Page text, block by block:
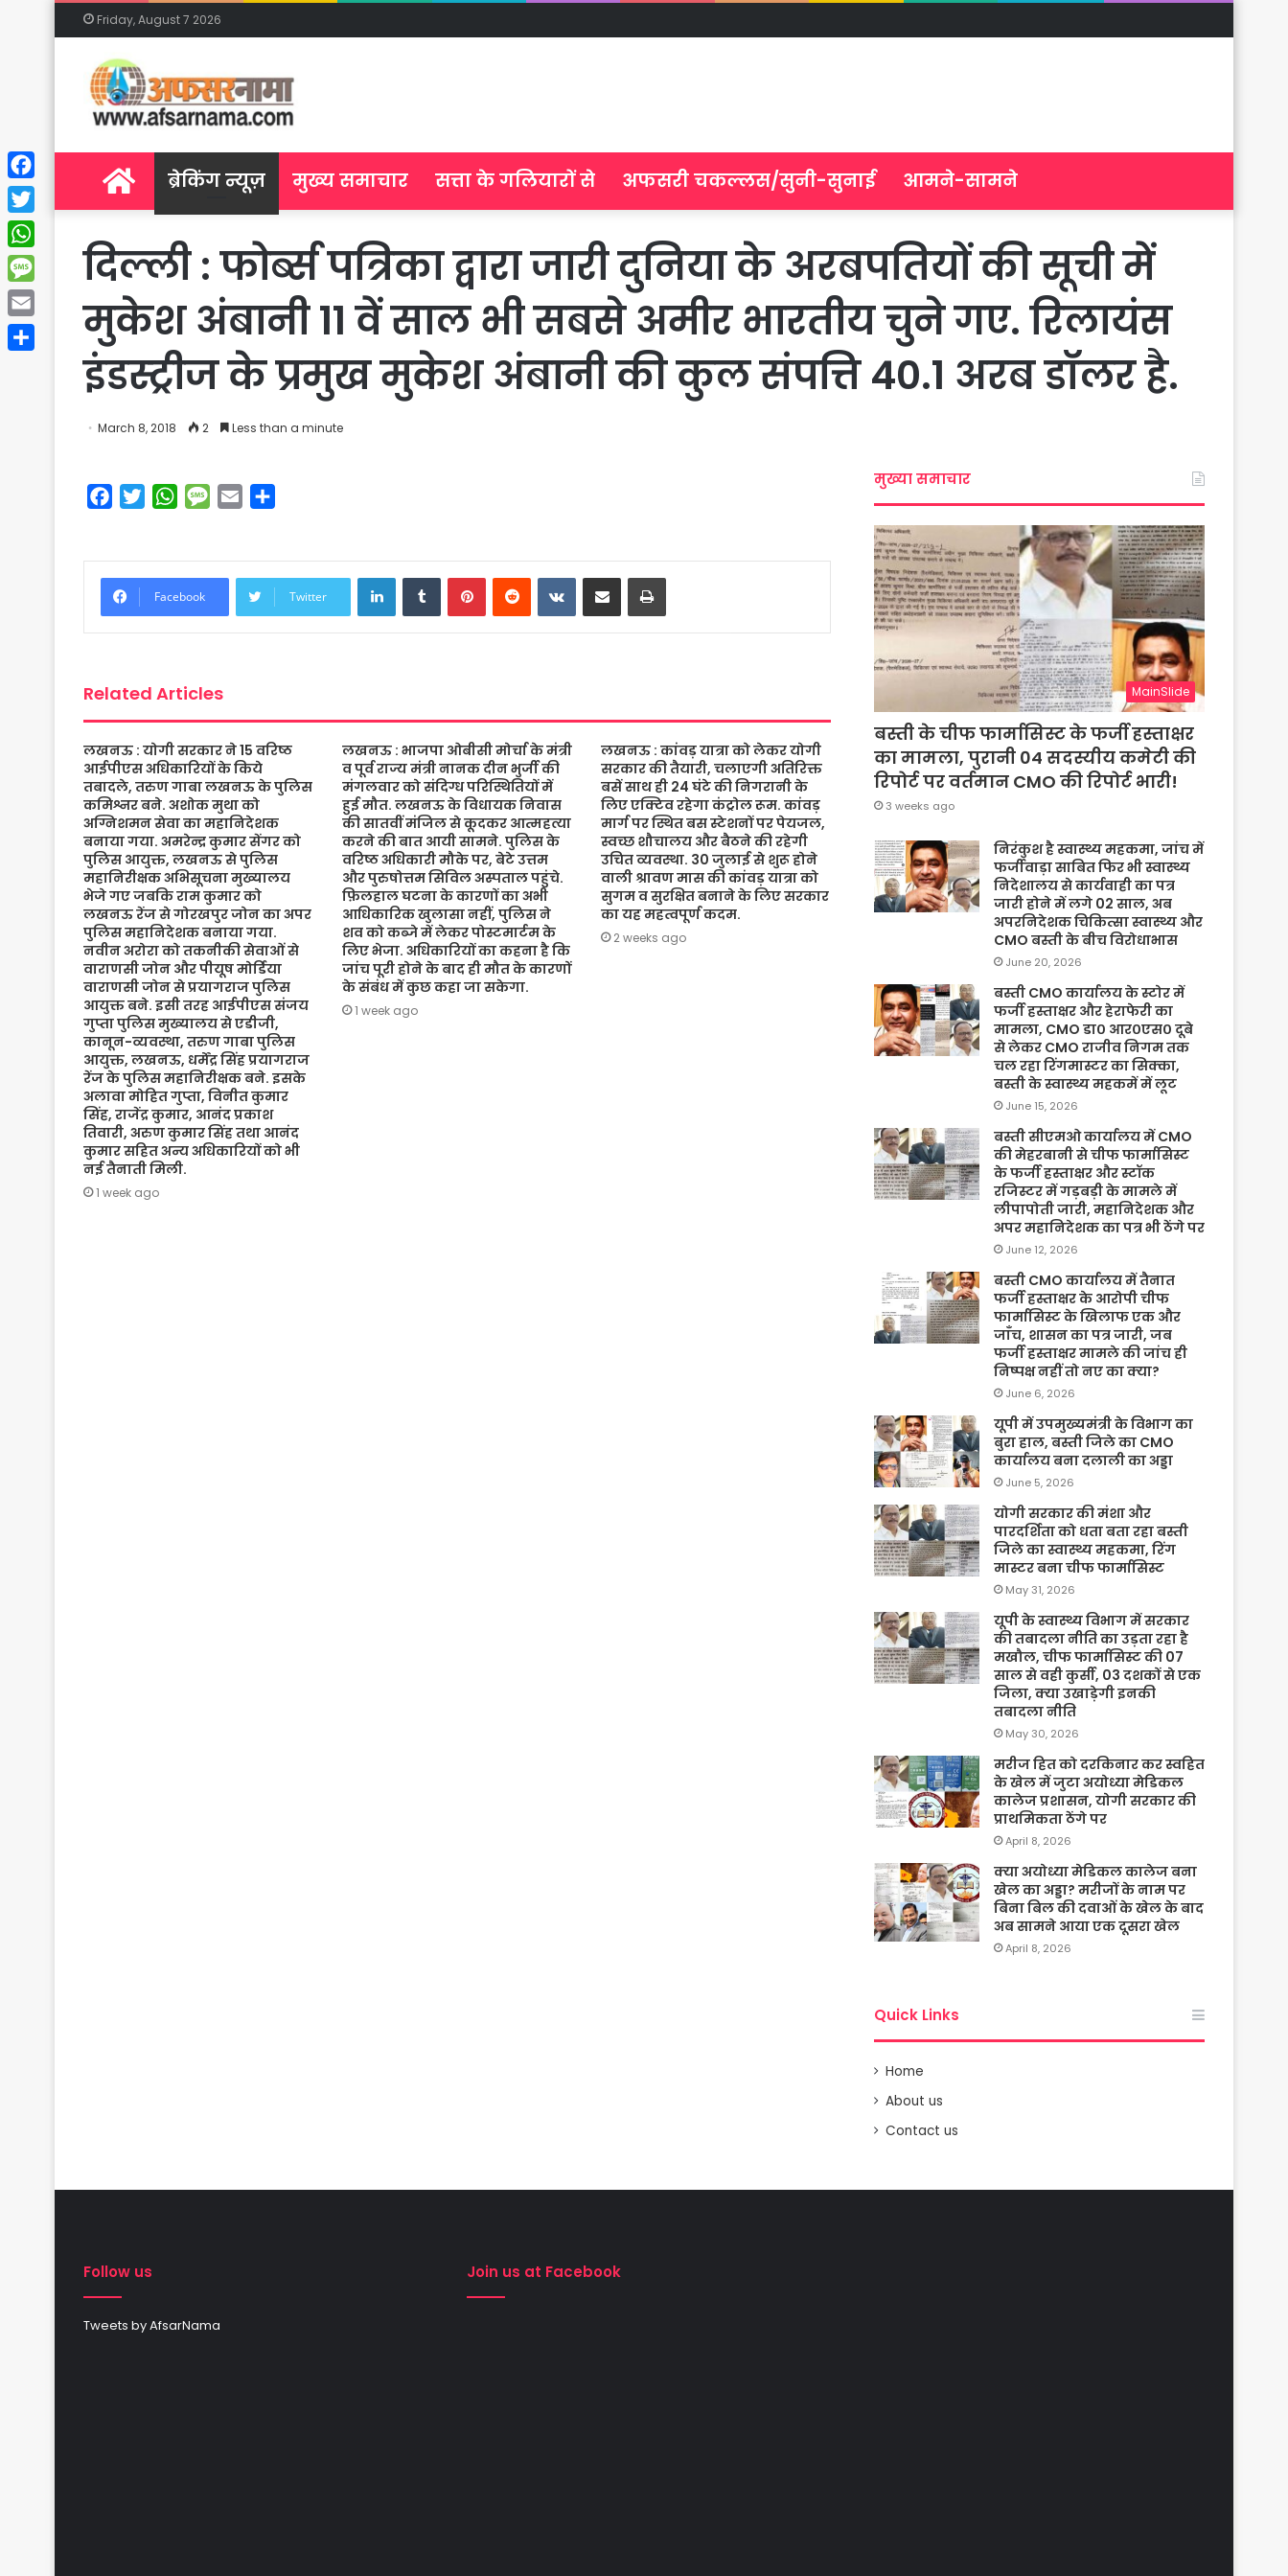
Friday, August 7 2026
Homeब्रेकिंग न्यूज़ मुख्य समाचार सत्ता के गलियारों से अफसरी चकल्लस/सुनी-सुनाई आमने-सामने
दिल्ली : फोर्ब्स पत्रिका द्वारा जारी दुनिया के अरबपतियों की सूची में
मुकेश अंबानी 11 वें साल भी सबसे अमीर भारतीय चुने गए. रिलायंस
इंडस्ट्रीज के प्रमुख मुकेश अंबानी की कुल संपत्ति 40.1 अरब डॉलर है.
March 8, 2018 2 Less than a minute
b
o
e
W
s
A
M
g
Facebook Twitter
LinkedInTumblrPinterestReddit VKontakte
Share via Email Print
Related Articles
लखनऊ : योगी सरकार ने 15 वरिष्ठ
आईपीएस अधिकारियों के किये
तबादले, तरुण गाबा लखनऊ के पुलिस
कमिश्नर बने. अशोक मुथा को
अग्निशमन सेवा का महानिदेशक
बनाया गया. अमरेन्द्र कुमार सेंगर को
पुलिस आयुक्त, लखनऊ से पुलिस
महानिरीक्षक अभिसूचना मुख्यालय
भेजे गए जबकि राम कुमार को
लखनऊ रेंज से गोरखपुर जोन का अपर
पुलिस महानिदेशक बनाया गया.
नवीन अरोरा को तकनीकी सेवाओं से
वाराणसी जोन और पीयूष मोर्डिया
वाराणसी जोन से प्रयागराज पुलिस
आयुक्त बने. इसी तरह आईपीएस संजय
गुप्ता पुलिस मुख्यालय से एडीजी,
कानून-व्यवस्था, तरुण गाबा पुलिस
आयुक्त, लखनऊ, धर्मेंद्र सिंह प्रयागराज
रेंज के पुलिस महानिरीक्षक बने. इसके
अलावा मोहित गुप्ता, विनीत कुमार
सिंह, राजेंद्र कुमार, आनंद प्रकाश
तिवारी, अरुण कुमार सिंह तथा आनंद
कुमार सहित अन्य अधिकारियों को भी
नई तैनाती मिली.
1 week ago
लखनऊ : भाजपा ओबीसी मोर्चा के मंत्री
व पूर्व राज्य मंत्री नानक दीन भुर्जी की
मंगलवार को संदिग्ध परिस्थितियों में
हुई मौत. लखनऊ के विधायक निवास
की सातवीं मंजिल से कूदकर आत्महत्या
करने की बात आयी सामने. पुलिस के
वरिष्ठ अधिकारी मौके पर, बेटे उत्तम
और पुरुषोत्तम सिविल अस्पताल पहुंचे.
फ़िलहाल घटना के कारणों का अभी
आधिकारिक खुलासा नहीं, पुलिस ने
शव को कब्जे में लेकर पोस्टमार्टम के
लिए भेजा. अधिकारियों का कहना है कि
जांच पूरी होने के बाद ही मौत के कारणों
के संबंध में कुछ कहा जा सकेगा.
1 week ago
लखनऊ : कांवड़ यात्रा को लेकर योगी
सरकार की तैयारी, चलाएगी अतिरिक्त
बसें साथ ही 24 घंटे की निगरानी के
लिए एक्टिव रहेगा कंट्रोल रूम. कांवड़
मार्ग पर स्थित बस स्टेशनों पर पेयजल,
स्वच्छ शौचालय और बैठने की रहेगी
उचित व्यवस्था. 30 जुलाई से शुरू होने
वाली श्रावण मास की कांवड़ यात्रा को
सुगम व सुरक्षित बनाने के लिए सरकार
का यह महत्वपूर्ण कदम.
2 weeks ago
मुख्या समाचार
MainSlide
बस्ती के चीफ फार्मासिस्ट के फर्जी हस्ताक्षर
का मामला, पुरानी 04 सदस्यीय कमेटी की
रिपोर्ट पर वर्तमान CMO की रिपोर्ट भारी!
3 weeks ago
निरंकुश है स्वास्थ्य महकमा, जांच में
फर्जीवाड़ा साबित फिर भी स्वास्थ्य
निदेशालय से कार्यवाही का पत्र
जारी होने में लगे 02 साल, अब
अपरनिदेशक चिकित्सा स्वास्थ्य और
CMO बस्ती के बीच विरोधाभास
June 20, 2026
बस्ती CMO कार्यालय के स्टोर में
फर्जी हस्ताक्षर और हेराफेरी का
मामला, CMO डा० आर०एस० दूबे
से लेकर CMO राजीव निगम तक
चल रहा रिंगमास्टर का सिक्का,
बस्ती के स्वास्थ्य महकमें में लूट
June 15, 2026
बस्ती सीएमओ कार्यालय में CMO
की मेहरबानी से चीफ फार्मासिस्ट
के फर्जी हस्ताक्षर और स्टॉक
रजिस्टर में गड़बड़ी के मामले में
लीपापोती जारी, महानिदेशक और
अपर महानिदेशक का पत्र भी ठेंगे पर
June 12, 2026
बस्ती CMO कार्यालय में तैनात
फर्जी हस्ताक्षर के आरोपी चीफ
फार्मासिस्ट के खिलाफ एक और
जाँच, शासन का पत्र जारी, जब
फर्जी हस्ताक्षर मामले की जांच ही
निष्पक्ष नहीं तो नए का क्या?
June 6, 2026
यूपी में उपमुख्यमंत्री के विभाग का
बुरा हाल, बस्ती जिले का CMO
कार्यालय बना दलाली का अड्डा
June 5, 2026
योगी सरकार की मंशा और
पारदर्शिता को धता बता रहा बस्ती
जिले का स्वास्थ्य महकमा, रिंग
मास्टर बना चीफ फार्मासिस्ट
May 31, 2026
यूपी के स्वास्थ्य विभाग में सरकार
की तबादला नीति का उड़ता रहा है
मखौल, चीफ फार्मासिस्ट की 07
साल से वही कुर्सी, 03 दशकों से एक
जिला, क्या उखाड़ेगी इनकी
तबादला नीति
May 30, 2026
मरीज हित को दरकिनार कर स्वहित
के खेल में जुटा अयोध्या मेडिकल
कालेज प्रशासन, योगी सरकार की
प्राथमिकता ठेंगे पर
April 8, 2026
क्या अयोध्या मेडिकल कालेज बना
खेल का अड्डा? मरीजों के नाम पर
बिना बिल की दवाओं के खेल के बाद
अब सामने आया एक दूसरा खेल
April 8, 2026
Quick Links
Home
About us
Contact us
Follow us
Tweets by AfsarNama
Join us at Facebook
Facebook
Twitter
WhatsApp
Message
Email